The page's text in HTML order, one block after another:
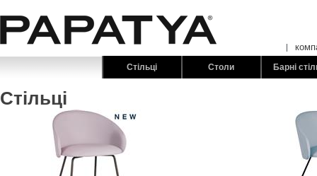
Стільці Столи Барні
Стільці